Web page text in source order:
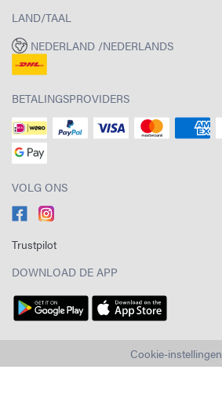
LAND/TAAL
NEDERLAND /NEDERLANDS
BETALINGSPROVIDERS
VOLG ONS
Trustpilot
DOWNLOAD DE APP
Cookie-instellingen